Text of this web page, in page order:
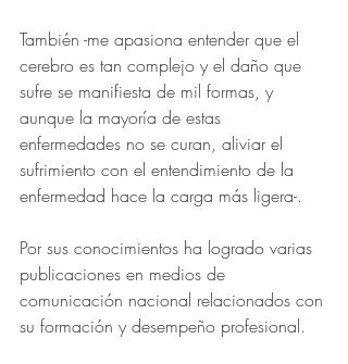
También -me apasiona entender que el
cerebro es tan complejo y el daño que
sufre se manifiesta de mil formas, y
aunque la mayoría de estas
enfermedades no se curan, aliviar el
sufrimiento con el entendimiento de la
enfermedad hace la carga más ligera-.
Por sus conocimientos ha logrado varias
publicaciones en medios de
comunicación nacional relacionados con
su formación y desempeño profesional.